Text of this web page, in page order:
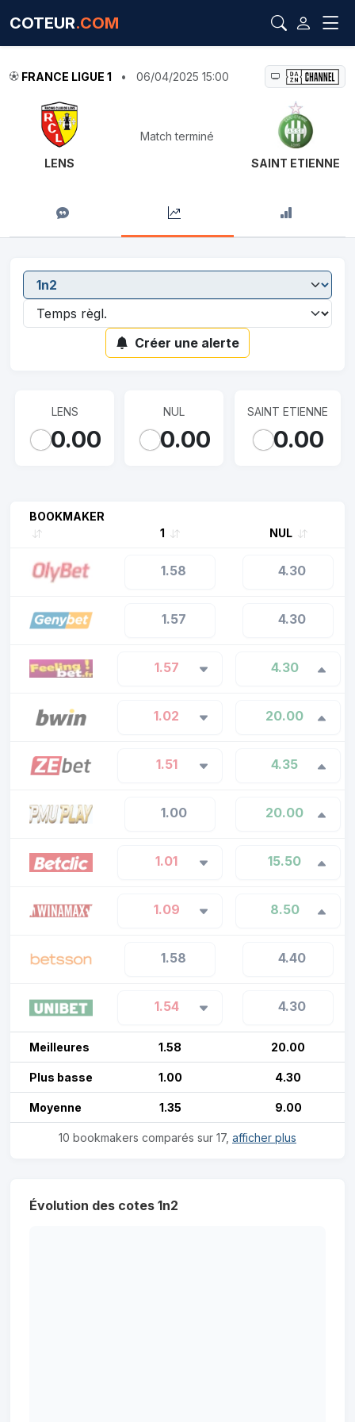
COTEUR.COM
FRANCE LIGUE 1 • 06/04/2025 15:00
LENS
Match terminé
SAINT ETIENNE
Créer une alerte
LENS
0.00
NUL
0.00
SAINT ETIENNE
0.00
BOOKMAKER
1
NUL
1.58 4.30
1.57 4.30
1.57 4.30
1.02 20.00
1.51 4.35
1.00 20.00
1.01 15.50
1.09 8.50
1.58 4.40
1.54 4.30
Meilleures 1.58 20.00
Plus basse 1.00 4.30
Moyenne 1.35 9.00
10 bookmakers comparés sur 17, afficher plus
Évolution des cotes 1n2